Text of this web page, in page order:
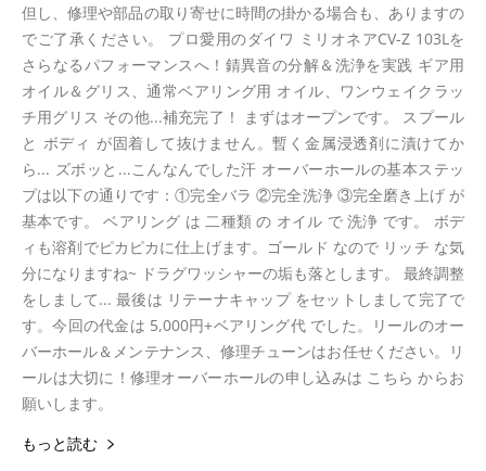
但し、修理や部品の取り寄せに時間の掛かる場合も、ありますの
でご了承ください。 プロ愛用のダイワ ミリオネアCV-Z 103Lを
さらなるパフォーマンスへ！錆異音の分解＆洗浄を実践 ギア用
オイル＆グリス、通常ベアリング用 オイル、ワンウェイクラッ
チ用グリス その他...補充完了！ まずはオープンです。 スプール
と ボディ が固着して抜けません。暫く金属浸透剤に漬けてか
ら... ズボッと...こんなんでした汗 オーバーホールの基本ステッ
プは以下の通りです：①完全バラ ②完全洗浄 ③完全磨き上げ が
基本です。 ベアリング は 二種類 の オイル で 洗浄 です。 ボデ
ィも溶剤でピカピカに仕上げます。ゴールド なので リッチ な気
分になりますね~ ドラグワッシャーの垢も落とします。 最終調整
をしまして... 最後は リテーナキャップ をセットしまして完了で
す。今回の代金は 5,000円+ベアリング代 でした。リールのオー
バーホール＆メンテナンス、修理チューンはお任せください。リ
ールは大切に！修理オーバーホールの申し込みは こちら からお
願いします。
もっと読む